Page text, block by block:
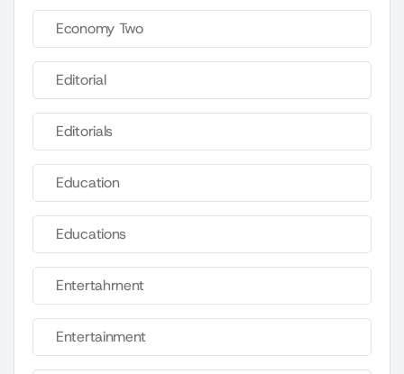
Economy Two
Editorial
Editorials
Education
Educations
Entertahrnent
Entertainment